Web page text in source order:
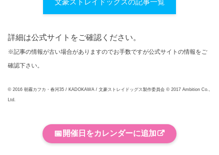
文豪ストレイドッグスの記事一覧
詳細は公式サイトをご確認ください。
※記事の情報が古い場合がありますのでお手数ですが公式サイトの情報をご
確認下さい。
© 2016 朝霧カフカ・春河35 / KADOKAWA / 文豪ストレイドッグス製作委員会 © 2017 Ambition Co.,
Ltd.
📅 開催日をカレンダーに追加